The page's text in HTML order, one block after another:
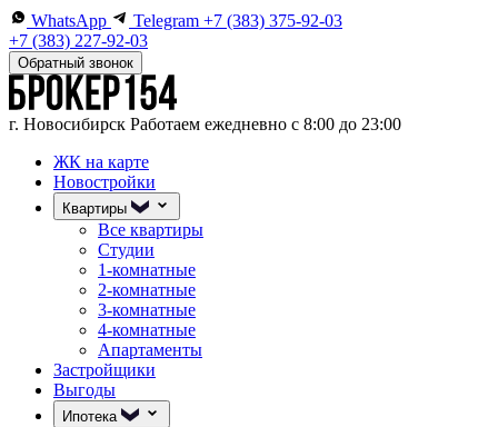
WhatsApp Telegram +7 (383) 375-92-03
+7 (383) 227-92-03
Обратный звонок
г. Новосибирск Работаем ежедневно с 8:00 до 23:00
ЖК на карте
Новостройки
Квартиры
Все квартиры
Студии
1-комнатные
2-комнатные
3-комнатные
4-комнатные
Апартаменты
Застройщики
Выгоды
Ипотека